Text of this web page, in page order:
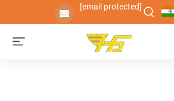
[email protected]